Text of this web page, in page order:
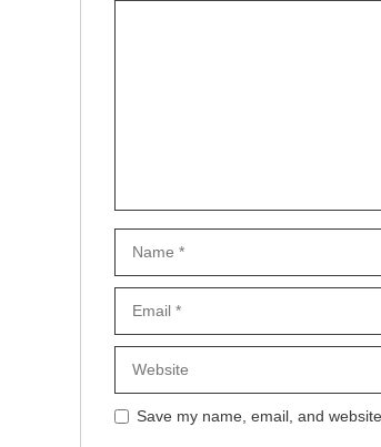
Save my name, email, and